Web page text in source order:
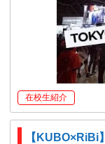
在校生紹介
【KUBO×RiBi